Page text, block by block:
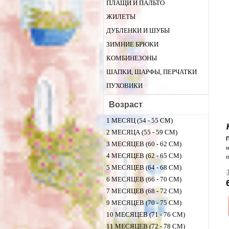
ПЛАЩИ И ПАЛЬТО
ЖИЛЕТЫ
ДУБЛЕНКИ И ШУБЫ
ЗИМНИЕ БРЮКИ
КОМБИНЕЗОНЫ
ШАПКИ, ШАРФЫ, ПЕРЧАТКИ
ПУХОВИКИ
Возраст
1 МЕСЯЦ (54 - 55 СМ)
2 МЕСЯЦА (55 - 59 СМ)
3 МЕСЯЦЕВ (60 - 62 СМ)
4 МЕСЯЦЕВ (62 - 65 СМ)
5 МЕСЯЦЕВ (64 - 68 СМ)
6 МЕСЯЦЕВ (66 - 70 СМ)
7 МЕСЯЦЕВ (68 - 72 СМ)
9 МЕСЯЦЕВ (70 - 75 СМ)
10 МЕСЯЦЕВ (71 - 76 СМ)
11 МЕСЯЦЕВ (72 - 78 СМ)